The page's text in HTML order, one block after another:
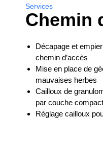
Services
Chemin
Décapage et
chemin d’accès
Mise en place de
mauvaises herbes
Cailloux de
par couche
Réglage cailloux